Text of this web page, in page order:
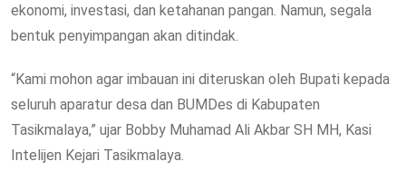
ekonomi, investasi, dan ketahanan pangan. Namun, segala
bentuk penyimpangan akan ditindak.
“Kami mohon agar imbauan ini diteruskan oleh Bupati kepada
seluruh aparatur desa dan BUMDes di Kabupaten
Tasikmalaya,” ujar Bobby Muhamad Ali Akbar SH MH, Kasi
Intelijen Kejari Tasikmalaya.